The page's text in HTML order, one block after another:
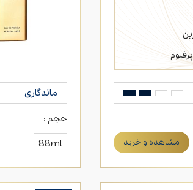
مشاهده و خرید
ماندگاری
حجم :
88ml